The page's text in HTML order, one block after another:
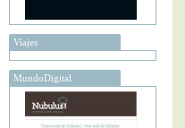
Viajes
MundoDigital